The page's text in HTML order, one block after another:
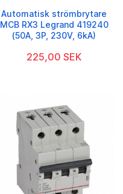
Automatisk strömbrytare
MCB RX3 Legrand 419240
(50A, 3P, 230V, 6kA)
225,00 SEK